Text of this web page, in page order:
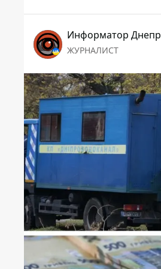
Информатор Днепр
ЖУРНАЛИСТ